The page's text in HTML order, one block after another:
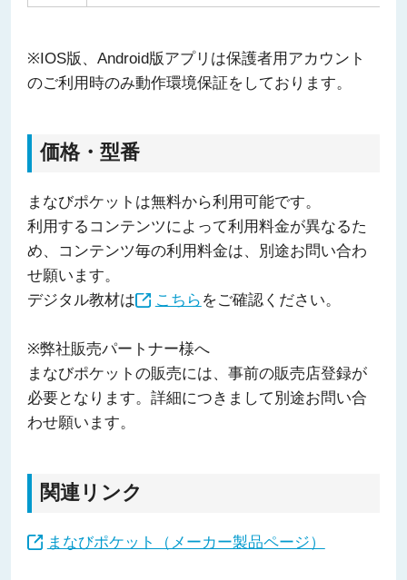
※IOS版、Android版アプリは保護者用アカウント
のご利用時のみ動作環境保証をしております。
価格・型番
まなびポケットは無料から利用可能です。
利用するコンテンツによって利用料金が異なるた
め、コンテンツ毎の利用料金は、別途お問い合わ
せ願います。
デジタル教材は
こちら をご確認ください。
※弊社販売パートナー様へ
まなびポケットの販売には、事前の販売店登録が
必要となります。詳細につきまして別途お問い合
わせ願います。
関連リンク
まなびポケット（メーカー製品ページ）